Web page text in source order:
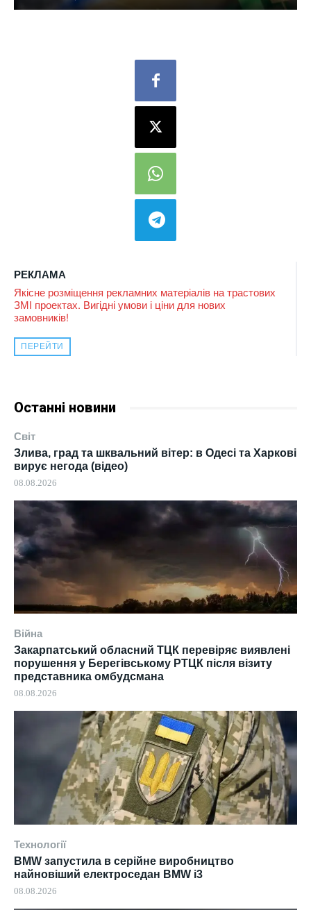
РЕКЛАМА
Якісне розміщення рекламних матеріалів на трастових
ЗМІ проектах. Вигідні умови і ціни для нових
замовників!
ПЕРЕЙТИ
Останні новини
Світ
Злива, град та шквальний вітер: в Одесі та Харкові
вирує негода (відео)
08.08.2026
Війна
Закарпатський обласний ТЦК перевіряє виявлені
порушення у Берегівському РТЦК після візиту
представника омбудсмана
08.08.2026
Технології
BMW запустила в серійне виробництво
найновіший електроседан BMW i3
08.08.2026